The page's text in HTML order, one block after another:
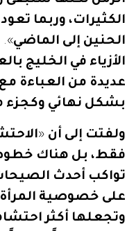
الكثيرات، وربما تعود
الحنين إلى الماضي».
الأزياء في الخليج
عديدة من العباءة مع
بشكل نهائي وكجزء
ولفتت إلى أن «
فقط، بل هناك
تواكب أحدث
على خصوصية المرأة
وتجعلها أكثر